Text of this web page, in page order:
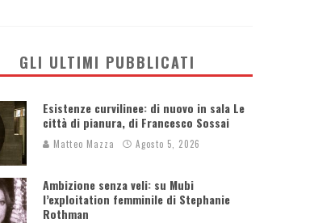
GLI ULTIMI PUBBLICATI
Esistenze curvilinee: di nuovo in sala Le
città di pianura, di Francesco Sossai
Matteo Mazza Agosto 5, 2026
Ambizione senza veli: su Mubi
l’exploitation femminile di Stephanie
Rothman